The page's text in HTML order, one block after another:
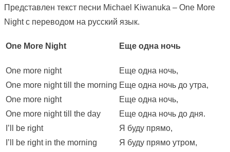
Представлен текст песни Michael Kiwanuka – One More
Night с переводом на русский язык.
One More Night Еще одна ночь
One more night
One more night till the morning
One more night
One more night till the day
I’ll be right
I’ll be right in the morning
Еще одна ночь,
Еще одна ночь до утра,
Еще одна ночь,
Еще одна ночь до дня.
Я буду прямо,
Я буду прямо утром,